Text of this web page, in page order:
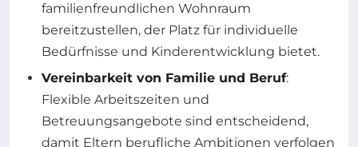
familienfreundlichen Wohnraum
bereitzustellen, der Platz für individuelle
Bedürfnisse und Kinderentwicklung bietet.
Vereinbarkeit von Familie und Beruf:
Flexible Arbeitszeiten und
Betreuungsangebote sind entscheidend,
damit Eltern berufliche Ambitionen verfolgen